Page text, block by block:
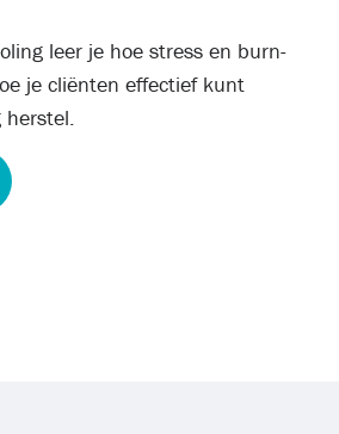
leer je hoe stress en burn-
je cliënten effectief kunt
herstel.